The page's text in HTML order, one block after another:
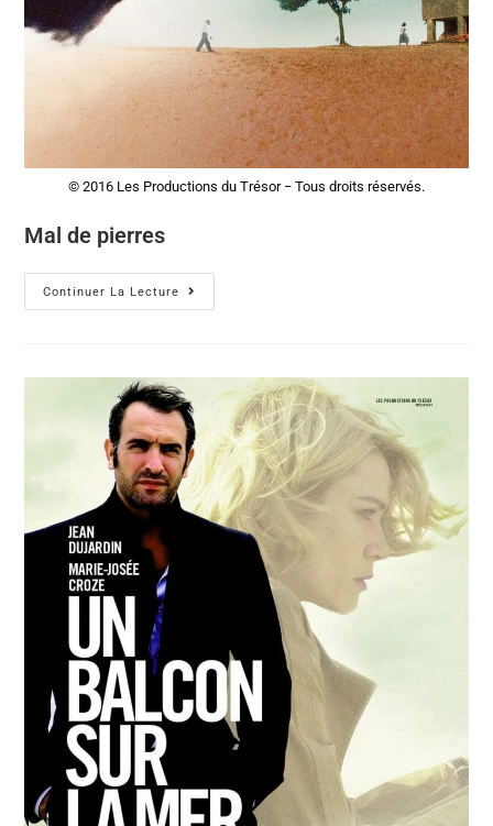
© 2016 Les Productions du Trésor − Tous droits réservés.
Mal de pierres
Continuer La Lecture